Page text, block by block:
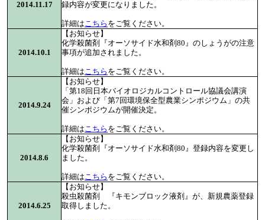
2014.11.17
録内容が変更になりました。
詳細はこちら をご覧ください。
2014.10.1
【お知らせ】
化学殺菌剤『オーソサイド水和剤80』のしょうがの注意
事項が追加されました。
詳細はこちら をご覧ください。
2014.9.24
【お知らせ】
「第18回日本バイオロジカルコントロール協議会講演
会」および「第7回環境保全型農業シンポジウム」の共
催シンポジウムが開催決定。
詳細はこちら をご覧ください。
2014.8.6
【お知らせ】
化学殺菌剤『オーソサイド水和剤80』登録内容を変更し
ました。
詳細はこちら をご覧ください。
2014.6.25
【お知らせ】
殺虫殺菌剤 『キモンブロック液剤』が、新規農薬登録
取得しました。